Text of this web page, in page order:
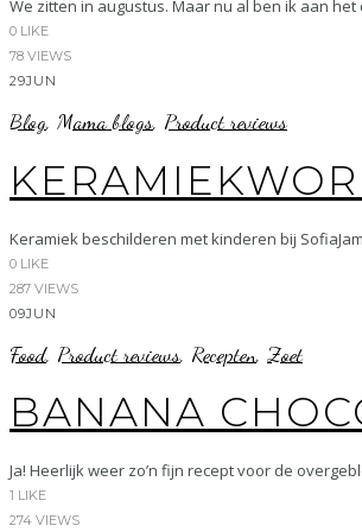
We zitten in augustus. Maar nu al ben ik aan het
0 LIKE
78 VIEWS
29JUN
Blog, Mama blogs, Product reviews
Keramiek beschilderen met kinderen bij
0 LIKE
287 VIEWS
09JUN
Food, Product reviews, Recepten, Zoet
BANANA
Ja! Heerlijk weer zo’n fijn recept voor de
1 LIKE
274 VIEWS